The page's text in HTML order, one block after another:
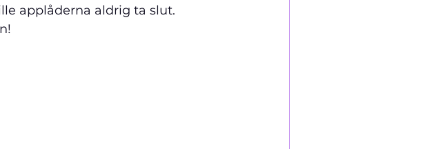
applåderna aldrig ta slut.